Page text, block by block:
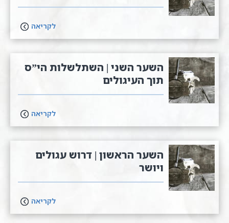
לקריאה
השער השני | השתלשלות הי”ס
תוך העיגולים
לקריאה
השער הראשון | דרוש עגולים
ויושר
לקריאה